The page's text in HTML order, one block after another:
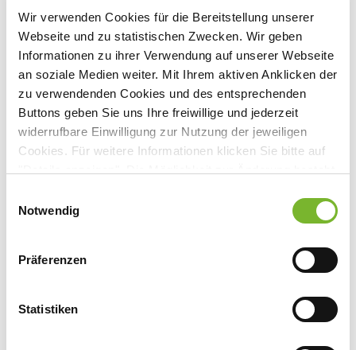
Wir verwenden Cookies für die Bereitstellung unserer
Webseite und zu statistischen Zwecken. Wir geben
Informationen zu ihrer Verwendung auf unserer Webseite
an soziale Medien weiter. Mit Ihrem aktiven Anklicken der
zu verwendenden Cookies und des entsprechenden
Buttons geben Sie uns Ihre freiwillige und jederzeit
widerrufbare Einwilligung zur Nutzung der jeweiligen
Cookies. Für weitere Informationen klicken Sie bitte auf
Datenschutzerklärung
Notwendig
Präferenzen
Statistiken
Springer Medizin Verlag GmbH -
Onlineveranstaltung
https://www.SpringerMedizin.de"
Mathias-Brüggen-Str. 39, 50827 Köln
Anbieter:
Ansprechpartner:
Mathias-Brüggen-Str. 39